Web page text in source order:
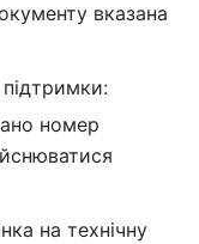
вказана
номер
на технічну